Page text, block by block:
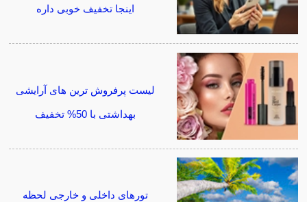
اینجا تخفیف خوبی داره
لیست پرفروش ترین های آرایشی
بهداشتی با 50% تخفیف
تورهای داخلی و خارجی لحظه